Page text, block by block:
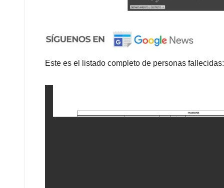
Este es el listado completo de personas fallecidas: